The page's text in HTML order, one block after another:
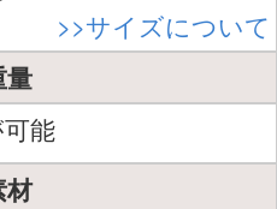
>>サイズについて
量
能
材